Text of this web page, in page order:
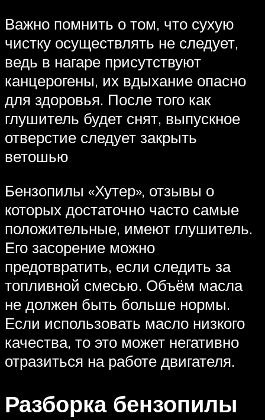
Важно помнить о том, что сухую
чистку осуществлять не следует,
ведь в нагаре присутствуют
канцерогены, их вдыхание опасно
для здоровья. После того как
глушитель будет снят, выпускное
отверстие следует закрыть
ветошью
Бензопилы «Хутер», отзывы о
которых достаточно часто самые
положительные, имеют глушитель.
Его засорение можно
предотвратить, если следить за
топливной смесью. Объём масла
не должен быть больше нормы.
Если использовать масло низкого
качества, то это может негативно
отразиться на работе двигателя.
Разборка бензопилы